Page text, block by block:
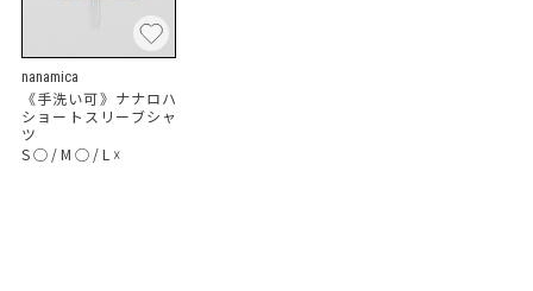
nanamica
《手洗い可》ナナロハ
ショートスリーブシャ
ツ
S◯ /M ◯ /L ☓